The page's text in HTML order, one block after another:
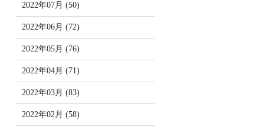
2022年07月 (50)
2022年06月 (72)
2022年05月 (76)
2022年04月 (71)
2022年03月 (83)
2022年02月 (58)